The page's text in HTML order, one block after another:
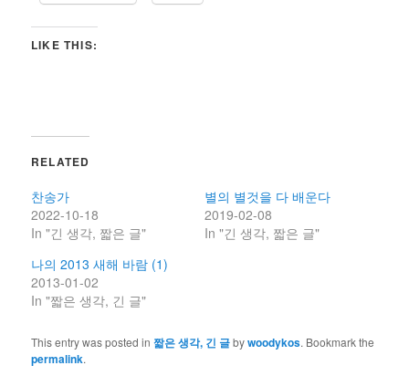
LIKE THIS:
RELATED
찬송가
2022-10-18
In "긴 생각, 짧은 글"
별의 별것을 다 배운다
2019-02-08
In "긴 생각, 짧은 글"
나의 2013 새해 바람 (1)
2013-01-02
In "짧은 생각, 긴 글"
This entry was posted in짧은 생각, 긴 글bywoodykos. Bookmark the
permalink.